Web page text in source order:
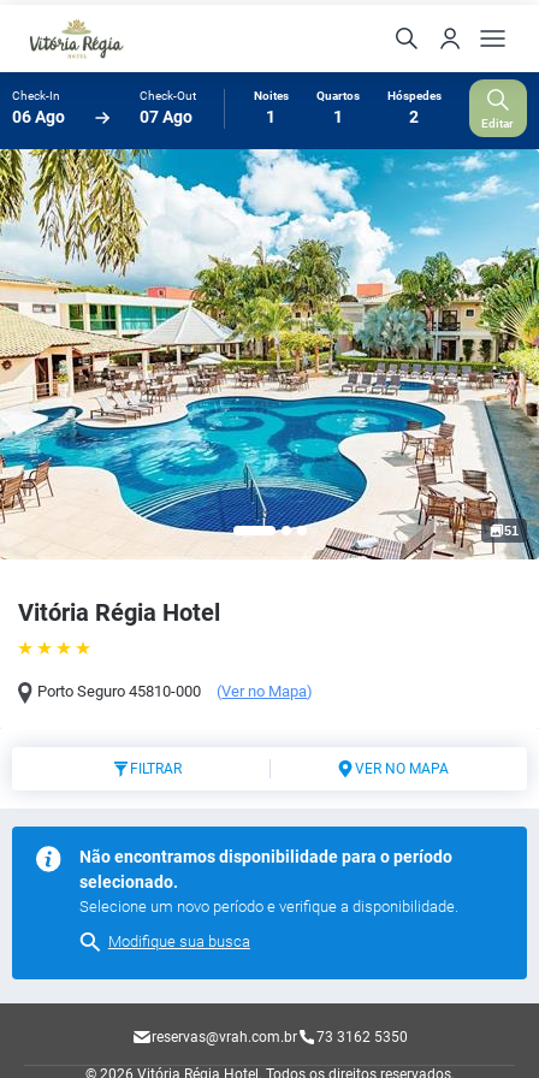
Check-In
06 Ago
Check-Out
07 Ago
Noites
1
Quartos
1
Hóspedes
2 Editar
Vitória Régia Hotel
Porto Seguro 45810-000 (Ver no Mapa)
51
FILTRAR VER NO MAPA
Não encontramos disponibilidade para o período
selecionado.
Selecione um novo período e verifique a disponibilidade.
Modifique sua busca
reservas@vrah.com.br 73 3162 5350
© 2026 Vitória Régia Hotel. Todos os direitos reservados.